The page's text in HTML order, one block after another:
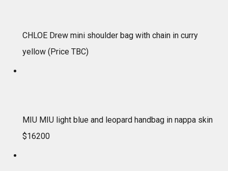
CHLOE Drew mini shoulder bag with chain in curry
yellow (Price TBC)
MIU MIU light blue and leopard handbag in nappa skin
$16200